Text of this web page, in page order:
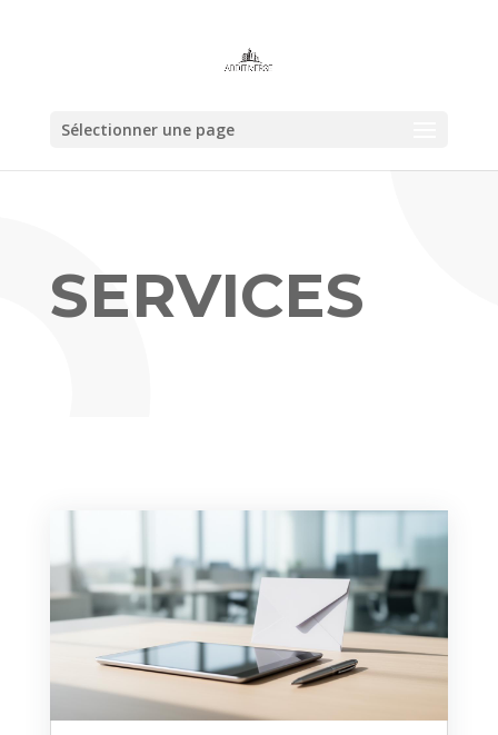
Sélectionner une page
SERVICES